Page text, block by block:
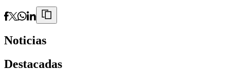
Noticias
Destacadas